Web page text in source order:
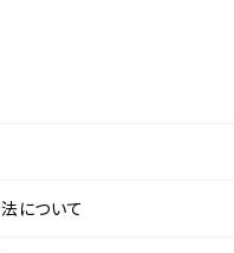
について